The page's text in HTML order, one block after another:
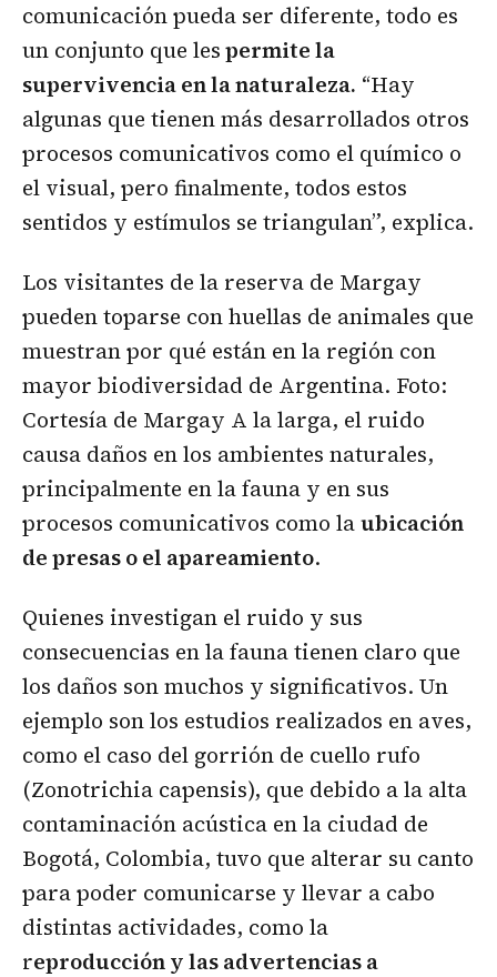
comunicación pueda ser diferente, todo es
un conjunto que lespermite la
supervivencia en la naturaleza. “Hay
algunas que tienen más desarrollados otros
procesos comunicativos como el químico o
el visual, pero finalmente, todos estos
sentidos y estímulos se triangulan”, explica.
Los visitantes de la reserva de Margay
pueden toparse con huellas de animales que
muestran por qué están en la región con
mayor biodiversidad de Argentina. Foto:
Cortesía de Margay A la larga, el ruido
causa daños en los ambientes naturales,
principalmente en la fauna y en sus
procesos comunicativos como laubicación
de presas o el apareamiento.
Quienes investigan el ruido y sus
consecuencias en la fauna tienen claro que
los daños son muchos y significativos. Un
ejemplo son los estudios realizados en aves,
como el caso del gorrión de cuello rufo
(Zonotrichia capensis), que debido a la alta
contaminación acústica en la ciudad de
Bogotá, Colombia, tuvo que alterar su canto
para poder comunicarse y llevar a cabo
distintas actividades, como la
reproducción y las advertencias a